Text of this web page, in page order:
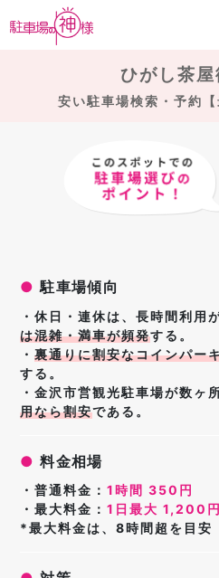
ひがし茶屋
安い駐車場検索・予約【
● 駐車場傾向
・休日・連休は、長時間利用
は混雑・満車が頻発する。
・裏通りに割安なコインパー
する。
・金沢市営観光駐車場が数ヶ
用なら割安である。
● 料金相場
・普通料金：1時間 350円
・最大料金：1日最大 1,200円
*最大料金は、8時間超を目安